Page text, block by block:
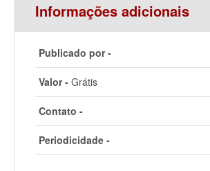
Informações adicionais
Publicado por -
Valor - Grátis
Contato -
Periodicidade -